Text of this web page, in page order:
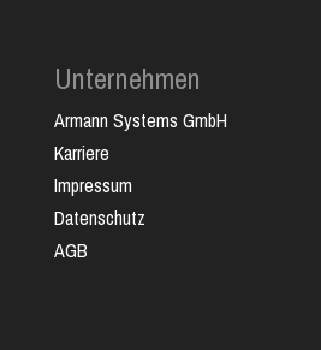
Unternehmen
Armann Systems GmbH
Karriere
Impressum
Datenschutz
AGB